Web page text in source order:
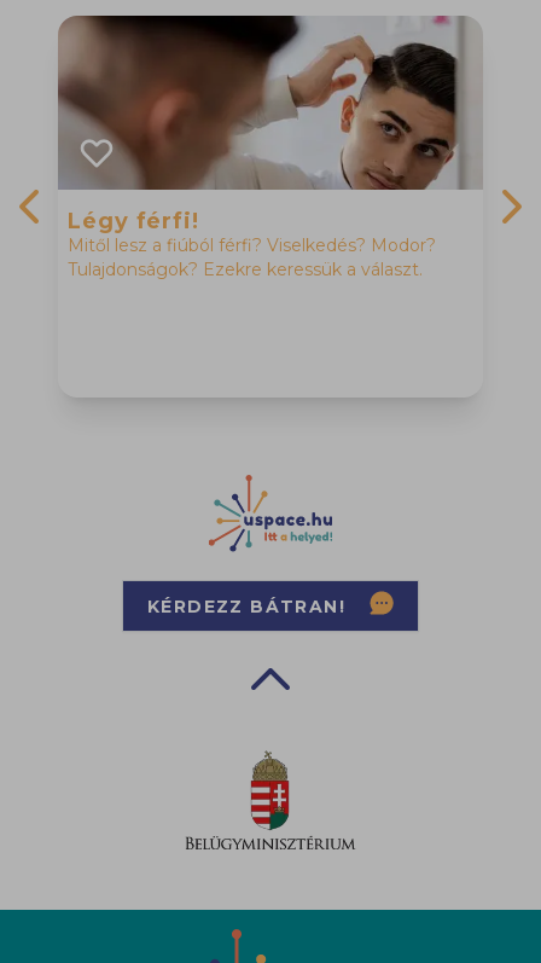
Légy férfi!
Mitől lesz a fiúból férfi? Viselkedés? Modor?
Tulajdonságok? Ezekre keressük a választ.
Previous slide
KÉRDEZZ BÁTRAN!